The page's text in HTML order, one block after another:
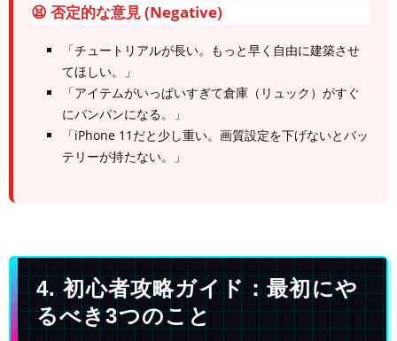
😫 否定的な意見 (Negative)
「チュートリアルが長い。もっと早く自由に建築させ
てほしい。」
「アイテムがいっぱいすぎて倉庫（リュック）がすぐ
にパンパンになる。」
「iPhone 11だと少し重い。画質設定を下げないとバッ
テリーが持たない。」
4. 初心者攻略ガイド：最初にや
るべき3つのこと